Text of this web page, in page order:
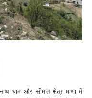
धाम और सीमांत क्षेत्र माणा में